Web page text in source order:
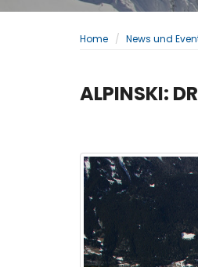
Home News und
ALPINSKI: